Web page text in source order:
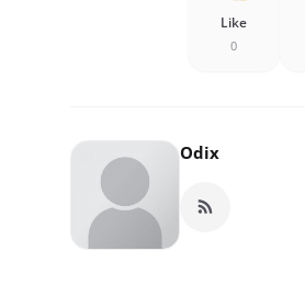
Like
0
Odix